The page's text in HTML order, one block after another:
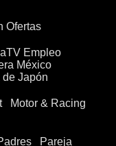
Ofertas
Empleo
México
de Japón
Motor & Racing
Pareja